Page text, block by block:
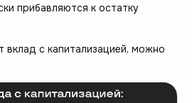
прибавляются к остатку
вклад с капитализацией, можно